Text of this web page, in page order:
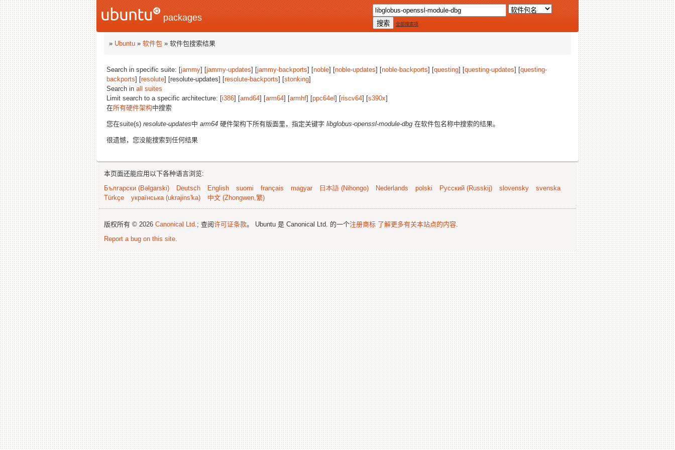
packages
全部搜索项
» Ubuntu » 软件包 » 软件包搜索结果
Search in specific suite: [jammy] [jammy-updates] [jammy-backports] [noble] [noble-updates] [noble-backports] [questing] [questing-updates] [questing-
backports] [resolute] [resolute-updates] [resolute-backports] [stonking]
Search in all suites
Limit search to a specific architecture: [i386] [amd64] [arm64] [armhf] [ppc64el ] [riscv64] [s390x]
在所有硬件架构中搜索
您在suite(s) resolute-updates中 arm64 硬件架构下所有版面里，指定关键字 libglobus-openssl-module-dbg 在软件包名称中搜索的结果。
很遗憾，您没能搜索到任何结果
本页面还能应用以下各种语言浏览:
Български (Bəlgarski)
Deutsch English suomi français magyar 日本語 (Nihongo) Nederlands polski Русский (Russkij) slovensky
svenska
Türkçe
українська (ukrajins'ka) 中文 (Zhongwen,繁)
版权所有 © 2026 Canonical Ltd.; 查阅许可证条款。 Ubuntu 是 Canonical Ltd. 的一个注册商标 了解更多有关本站点的内容.
Report a bug on this site.